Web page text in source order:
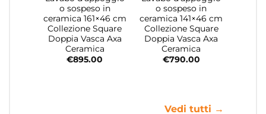
o sospeso in
ceramica 161×46 cm
Collezione Square
Doppia Vasca Axa
Ceramica
€895.00
o sospeso in
ceramica 141×46 cm
Collezione Square
Doppia Vasca Axa
Ceramica
€790.00
Vedi tutti →